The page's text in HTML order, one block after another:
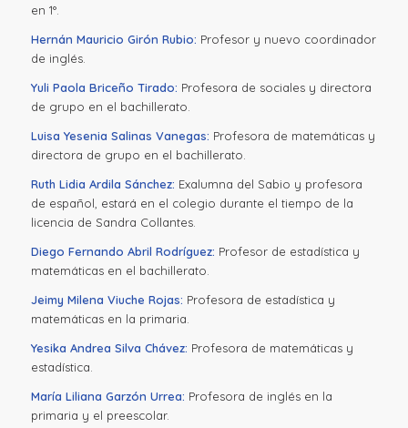
en 1°.
Hernán Mauricio Girón Rubio: Profesor y nuevo coordinador
de inglés.
Yuli Paola Briceño Tirado: Profesora de sociales y directora
de grupo en el bachillerato.
Luisa Yesenia Salinas Vanegas: Profesora de matemáticas y
directora de grupo en el bachillerato.
Ruth Lidia Ardila Sánchez: Exalumna del Sabio y profesora
de español, estará en el colegio durante el tiempo de la
licencia de Sandra Collantes.
Diego Fernando Abril Rodríguez: Profesor de estadística y
matemáticas en el bachillerato.
Jeimy Milena Viuche Rojas: Profesora de estadística y
matemáticas en la primaria.
Yesika Andrea Silva Chávez: Profesora de matemáticas y
estadística.
María Liliana Garzón Urrea: Profesora de inglés en la
primaria y el preescolar.